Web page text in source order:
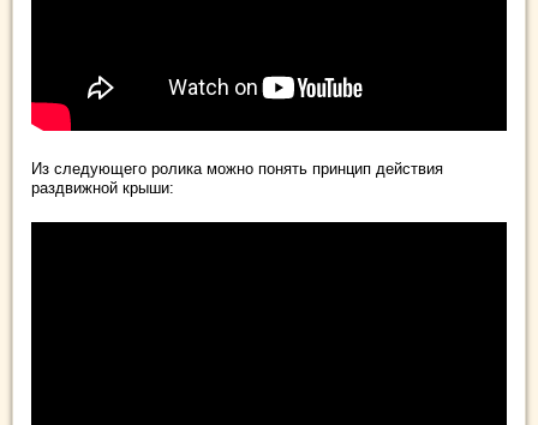
Из следующего ролика можно понять принцип действия
раздвижной крыши: